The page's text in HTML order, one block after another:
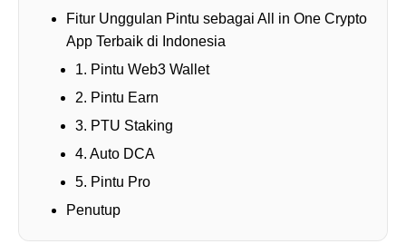
Fitur Unggulan Pintu sebagai All in One Crypto
App Terbaik di Indonesia
1. Pintu Web3 Wallet
2. Pintu Earn
3. PTU Staking
4. Auto DCA
5. Pintu Pro
Penutup